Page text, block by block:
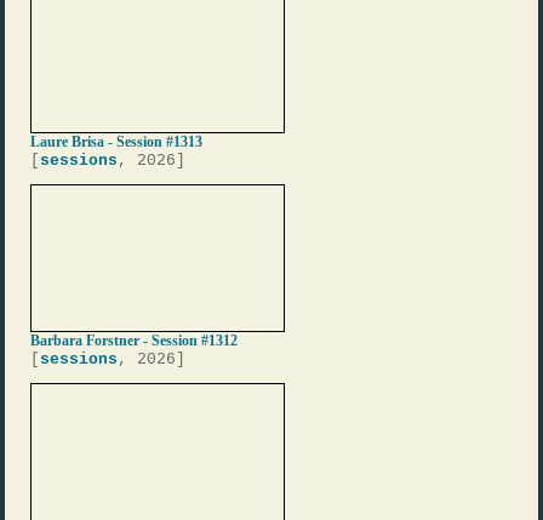
Laure Brisa - Session #1313
sessions , 2026]
Barbara Forstner - Session #1312
sessions , 2026]